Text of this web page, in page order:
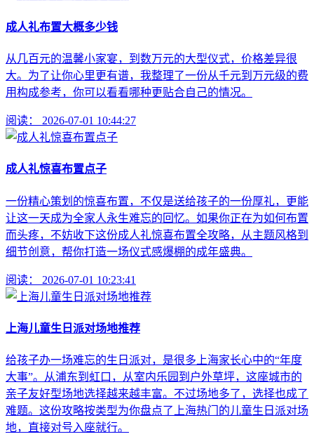
成人礼布置大概多少钱
从几百元的温馨小家宴，到数万元的大型仪式，价格差异很
大。为了让你心里更有谱，我整理了一份从千元到万元级的费
用构成参考，你可以看看哪种更贴合自己的情况。
阅读： 2026-07-01 10:44:27
成人礼惊喜布置点子
一份精心策划的惊喜布置，不仅是送给孩子的一份厚礼，更能
让这一天成为全家人永生难忘的回忆。如果你正在为如何布置
而头疼，不妨收下这份成人礼惊喜布置全攻略，从主题风格到
细节创意，帮你打造一场仪式感爆棚的成年盛典。
阅读： 2026-07-01 10:23:41
上海儿童生日派对场地推荐
给孩子办一场难忘的生日派对，是很多上海家长心中的“年度
大事”。从浦东到虹口，从室内乐园到户外草坪，这座城市的
亲子友好型场地选择越来越丰富。不过场地多了，选择也成了
难题。这份攻略按类型为你盘点了上海热门的儿童生日派对场
地，直接对号入座就行。